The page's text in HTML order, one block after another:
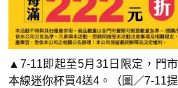
▲7-11即起至5月31日限定，門
本線迷你杯買4送4。（圖／7-11提